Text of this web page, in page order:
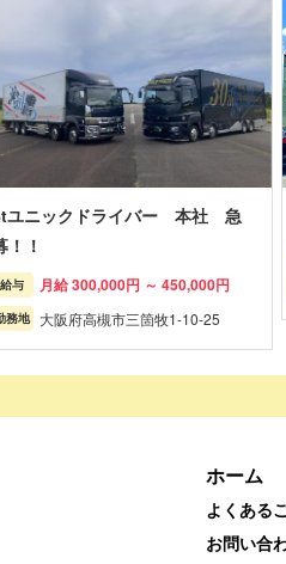
ユニックドライバー 本社 急
！！
給与 月給 300,000円 ～ 450,000円
務地 大阪府高槻市三箇牧1-10-25
ホーム
よくある
お問い合